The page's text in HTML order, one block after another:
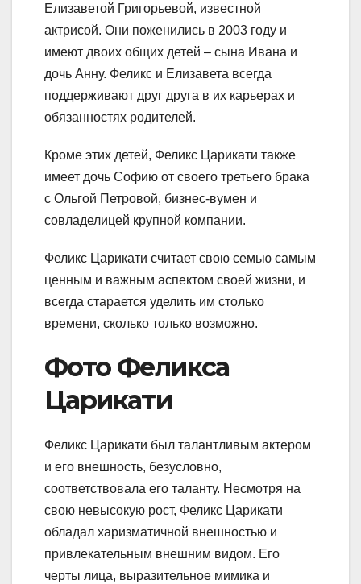
Елизаветой Григорьевой, известной
актрисой. Они поженились в 2003 году и
имеют двоих общих детей – сына Ивана и
дочь Анну. Феликс и Елизавета всегда
поддерживают друг друга в их карьерах и
обязанностях родителей.
Кроме этих детей, Феликс Царикати также
имеет дочь Софию от своего третьего брака
с Ольгой Петровой, бизнес-вумен и
совладелицей крупной компании.
Феликс Царикати считает свою семью самым
ценным и важным аспектом своей жизни, и
всегда старается уделить им столько
времени, сколько только возможно.
Фото Феликса
Царикати
Феликс Царикати был талантливым актером
и его внешность, безусловно,
соответствовала его таланту. Несмотря на
свою невысокую рост, Феликс Царикати
обладал харизматичной внешностью и
привлекательным внешним видом. Его
черты лица, выразительное мимика и